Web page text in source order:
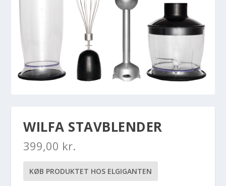
WILFA STAVBLENDER
399,00 kr.
KØB PRODUKTET HOS ELGIGANTEN